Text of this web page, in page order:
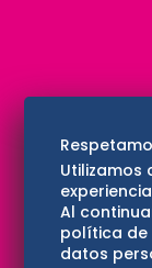
Utilizamos
Al
política de
datos